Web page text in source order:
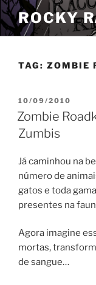
Pular
para
o
ROCKY
TAG: ZOMBIE
PUBLICADO
EM
10/09/2010
Zombie
Zumbis
Já caminhou na
número de
gatos e toda
presentes na
Agora imagine
mortas,
de sangue…